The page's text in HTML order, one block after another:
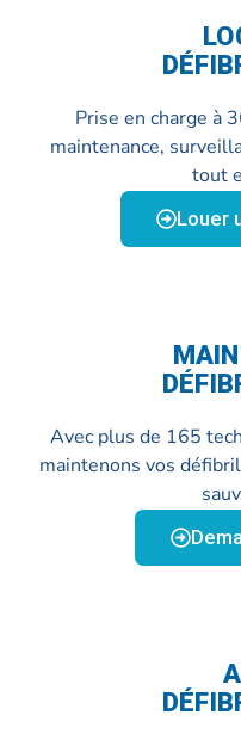
Prise en charge à
maintenance,
tout
Louer
Avec plus de 165
maintenons vos